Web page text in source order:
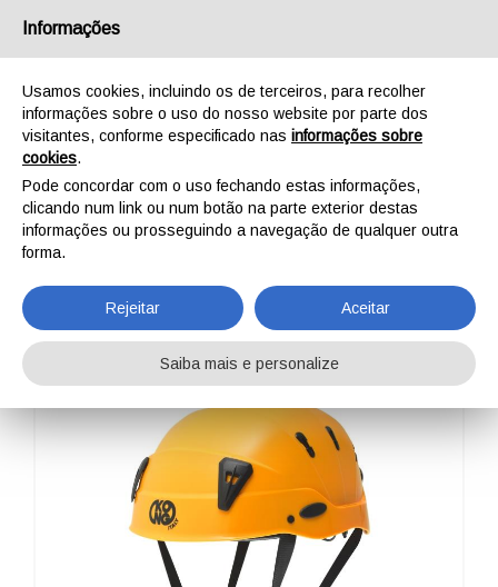
SPIN
Informações
Usamos cookies, incluindo os de terceiros, para recolher
informações sobre o uso do nosso website por parte dos
visitantes, conforme especificado nas informações sobre
cookies.
Pode concordar com o uso fechando estas informações,
clicando num link ou num botão na parte exterior destas
informações ou prosseguindo a navegação de qualquer outra
forma.
Rejeitar Aceitar
Saiba mais e personalize